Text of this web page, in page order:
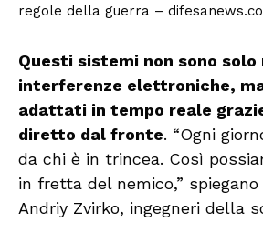
regole della guerra –
Questi sistemi non sono
interferenze elettroniche,
adattati in tempo reale
diretto dal fronte. “Ogni
da chi è in trincea. Così
in fretta del nemico,”
Andriy Zvirko, ingegneri della